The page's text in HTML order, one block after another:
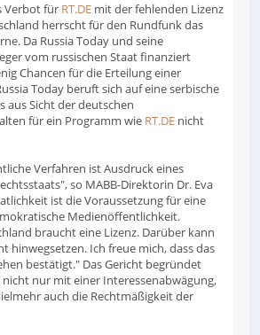
Verbot für RT.DE mit der fehlenden Lizenz
herrscht für den Rundfunk das
Da Russia Today und seine
vom russischen Staat finanziert
Chancen für die Erteilung einer
Today beruft sich auf eine serbische
aus Sicht der deutschen
für ein Programm wie RT.DE nicht
Verfahren ist Ausdruck eines
so MABB-Direktorin Dr. Eva
ist die Voraussetzung für eine
Medienöffentlichkeit.
braucht eine Lizenz. Darüber kann
hinwegsetzen. Ich freue mich, dass das
bestätigt." Das Gericht begründet
nicht nur mit einer Interessenabwägung,
auch die Rechtmäßigkeit der